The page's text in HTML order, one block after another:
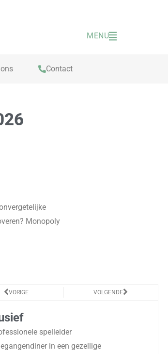
MENU
Contact
Monopoly
Vorige
VORIGE VOLGENDEVolgende
spelleider
in een gezellige